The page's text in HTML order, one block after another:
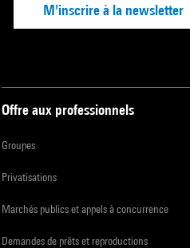
M'inscrire à la newsletter
Offre aux professionnels
Groupes
Privatisations
Marchés publics et appels à concurrence
Demandes de prêts et reproductions